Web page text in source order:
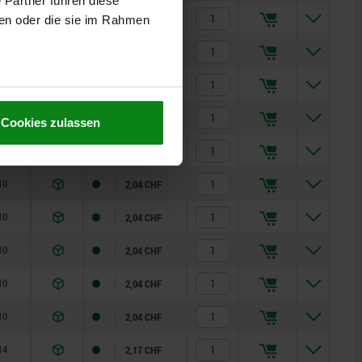
oder die sie im Rahmen
Cookies zulassen
2,00 CHF
2,04 CHF
10
2,04 CHF
2,04 CHF
2,04 CHF
2,04 CHF
2,04 CHF
2,17 CHF